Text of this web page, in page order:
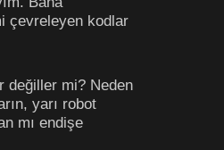
çevreleyen kodlar
değiller mi? Neden
yarı robot
mı endişe